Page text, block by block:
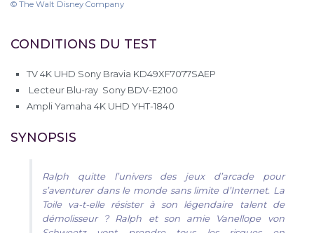
© The Walt Disney Company
CONDITIONS DU TEST
TV 4K UHD Sony Bravia KD49XF7077SAEP
Lecteur Blu-ray Sony BDV-E2100
Ampli Yamaha 4K UHD YHT-1840
SYNOPSIS
Ralph quitte l’univers des jeux d’arcade pour
s’aventurer dans le monde sans limite d’Internet. La
Toile va-t-elle résister à son légendaire talent de
démolisseur ? Ralph et son amie Vanellope von